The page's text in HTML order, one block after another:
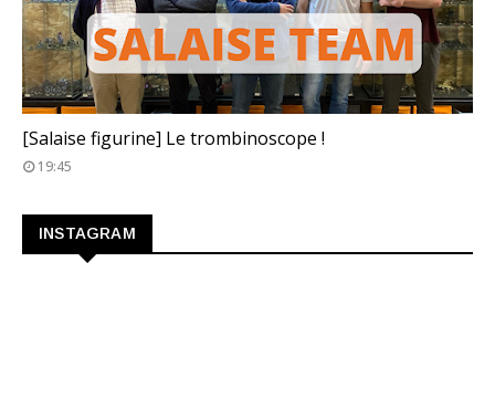
[Salaise figurine] Le trombinoscope !
19:45
INSTAGRAM